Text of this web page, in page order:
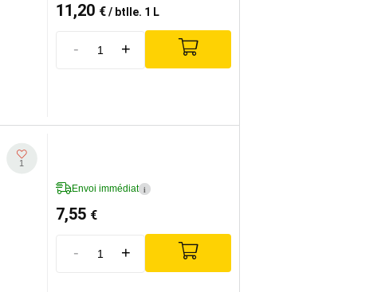
11,20 €/ btlle. 1 L
- +
1
Envoi immédiat i
7,55 €
- +